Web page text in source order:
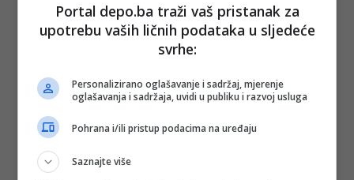
Portal depo.ba traži vaš pristanak za
upotrebu vaših ličnih podataka u sljedeće
svrhe:
Personalizirano oglašavanje i sadržaj, mjerenje
oglašavanja i sadržaja, uvidi u publiku i razvoj usluga
Pohrana i/ili pristup podacima na uređaju
Saznajte više